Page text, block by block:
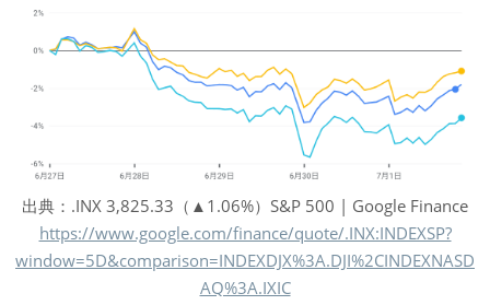
出典：.INX 3,825.33（▲1.06%）S&P 500 | Google Finance
https://www.google.com/finance/quote/.INX:INDEXSP?
window=5D&comparison=INDEXDJX%3A.DJI%2CINDEXNASD
AQ%3A.IXIC